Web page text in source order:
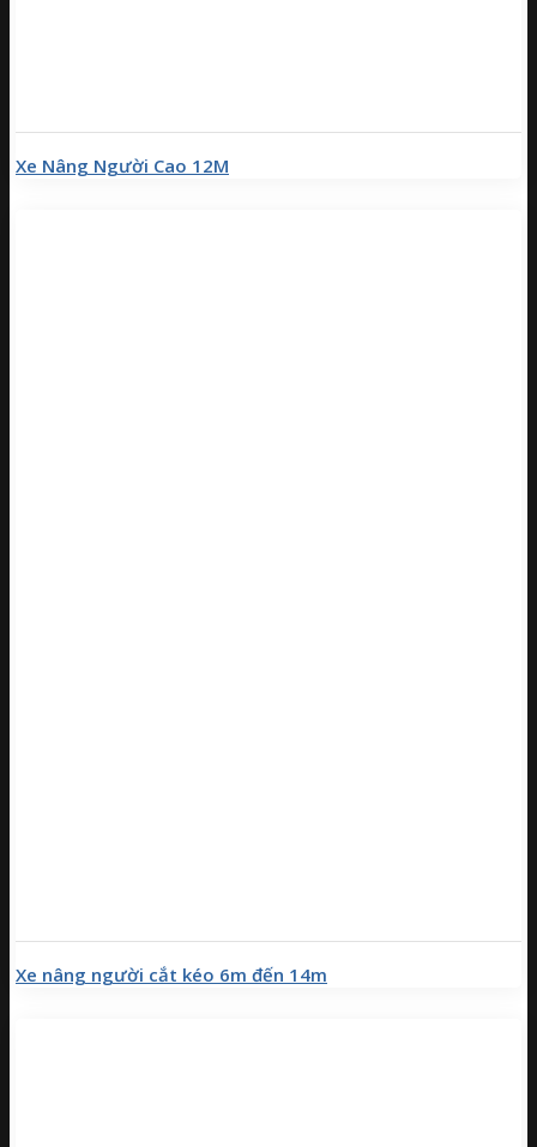
Xe Nâng Người Cao 12M
Xe nâng người cắt kéo 6m đến 14m